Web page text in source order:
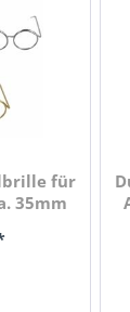
für
35mm